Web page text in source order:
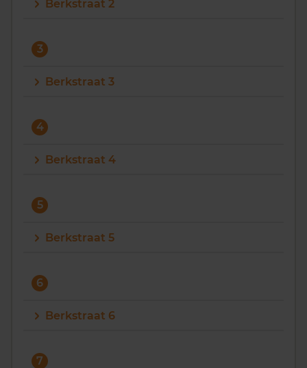
Berkstraat 2
3
Berkstraat 3
4
Berkstraat 4
5
Berkstraat 5
6
Berkstraat 6
7